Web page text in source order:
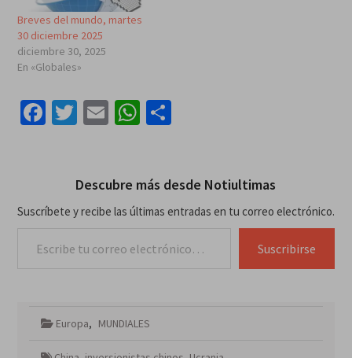
Breves del mundo, martes
30 diciembre 2025
diciembre 30, 2025
En «Globales»
Facebook
Twitter
EmailWhatsApp
Compartir
Descubre más desde Notiultimas
Suscríbete y recibe las últimas entradas en tu correo electrónico.
Suscribirse
Europa, MUNDIALES